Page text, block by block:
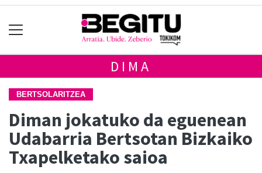
DIMA
BERTSOLARITZEA
Diman jokatuko da eguenean
Udabarria Bertsotan Bizkaiko
Txapelketako saioa